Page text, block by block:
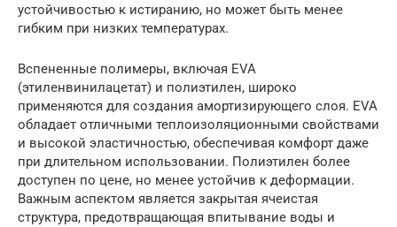
устойчивостью к истиранию, но может быть менее
гибким при низких температурах.
Вспененные полимеры, включая EVA
(этиленвинилацетат) и полиэтилен, широко
применяются для создания амортизирующего слоя. EVA
обладает отличными теплоизоляционными свойствами
и высокой эластичностью, обеспечивая комфорт даже
при длительном использовании. Полиэтилен более
доступен по цене, но менее устойчив к деформации.
Важным аспектом является закрытая ячеистая
структура, предотвращающая впитывание воды и